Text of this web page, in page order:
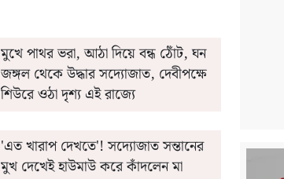
মুখে পাথর ভরা, আঠা দিয়ে বন্ধ ঠোঁট, ঘন
জঙ্গল থেকে উদ্ধার সদ্যোজাত, দেবীপক্ষে
শিউরে ওঠা দৃশ্য এই রাজ্যে
'এত খারাপ দেখতে'! সদ্যোজাত সন্তানের
মুখ দেখেই হাউমাউ করে কাঁদলেন মা